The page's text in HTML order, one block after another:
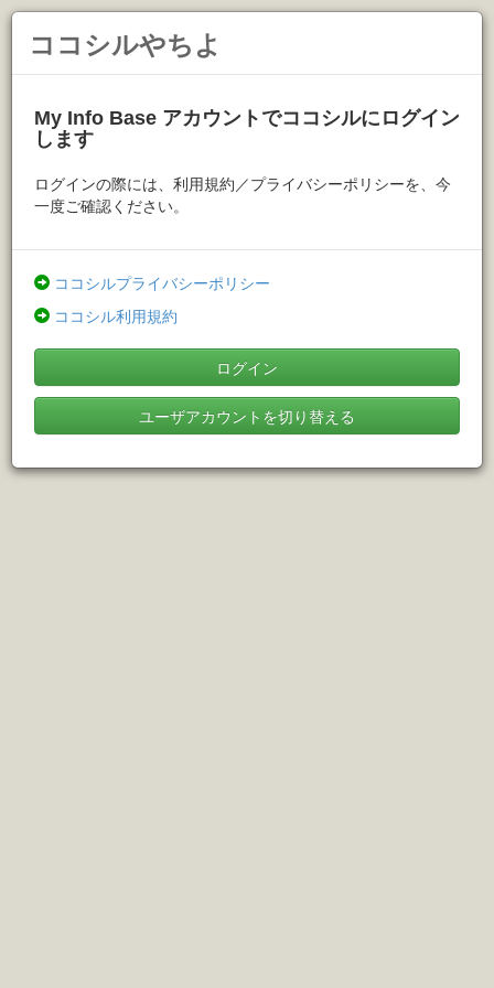
ココシルやちよ
My Info Base アカウントでココシルにログイン
します
ログインの際には、利用規約／プライバシーポリシーを、今
一度ご確認ください。
ココシルプライバシーポリシー
ココシル利用規約
ログイン
ユーザアカウントを切り替える